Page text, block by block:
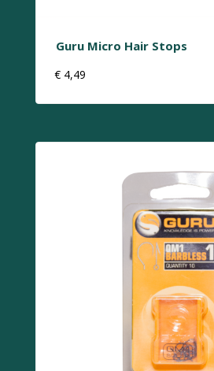
Guru Micro Hair Stops
€ 4,49